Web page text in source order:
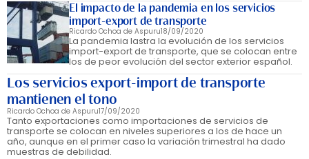
El impacto de la pandemia en los servicios
import-export de transporte
Ricardo Ochoa de Aspuru18/09/2020
La pandemia lastra la evolución de los servicios
import-export de transporte, que se colocan entre
los de peor evolución del sector exterior español.
Los servicios export-import de transporte
mantienen el tono
Ricardo Ochoa de Aspuru17/09/2020
Tanto exportaciones como importaciones de servicios de
transporte se colocan en niveles superiores a los de hace un
año, aunque en el primer caso la variación trimestral ha dado
muestras de debilidad.